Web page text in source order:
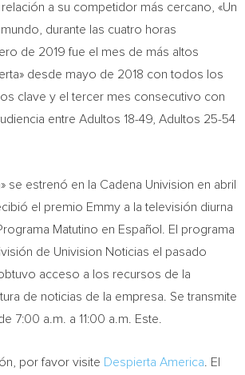
a su competidor más cercano, «Un
durante las cuatro horas
de 2019 fue el mes de más altos
desde mayo de 2018 con todos los
clave y el tercer mes consecutivo con
entre Adultos 18-49, Adultos 25-54
se estrenó en la Cadena Univision en abril
el premio Emmy a la televisión diurna
Matutino en Español. El programa
de Univision Noticias el pasado
acceso a los recursos de la
de noticias de la empresa. Se transmite
7:00 a.m. a 11:00 a.m. Este.
por favor visite Despierta America . El